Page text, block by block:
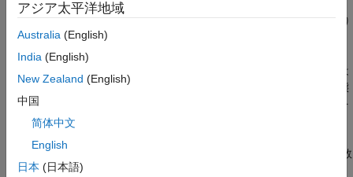
たとえば、一連のコイン投げの場合、表と裏の 2 つの状態があり
ます。最後のコイン投げが、モデルの現在の状態を決定します。
また、その後、投げるごとに、次の状態への遷移が決定されま
す。コインが公正であれば、遷移確率はすべて 1/2 です。出力は
単に現状であるかもしれません。より複雑なモデルでは、各状態
でのランダムな過程が出力を生成します。たとえば、サイコロを
転がし、任意のステップでの出力を決めることができます。
マルコフ連鎖は、離散的な状態の集合をもつマルコフ モデルの数
学的な記述です。マルコフ連鎖は、以下によって特徴付けられま
アジア太平洋地域
Australia (English)
India (English)
New Zealand (English)
中国
简体中文
English
日本 (日本語)